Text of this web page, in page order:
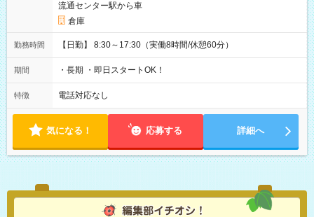
流通センター駅から車
倉庫
勤務時間 【日勤】 8:30～17:30（実働8時間/休憩60分）
期間 ・長期 ・即日スタートOK！
特徴 電話対応なし
気になる！ 応募する 詳細へ